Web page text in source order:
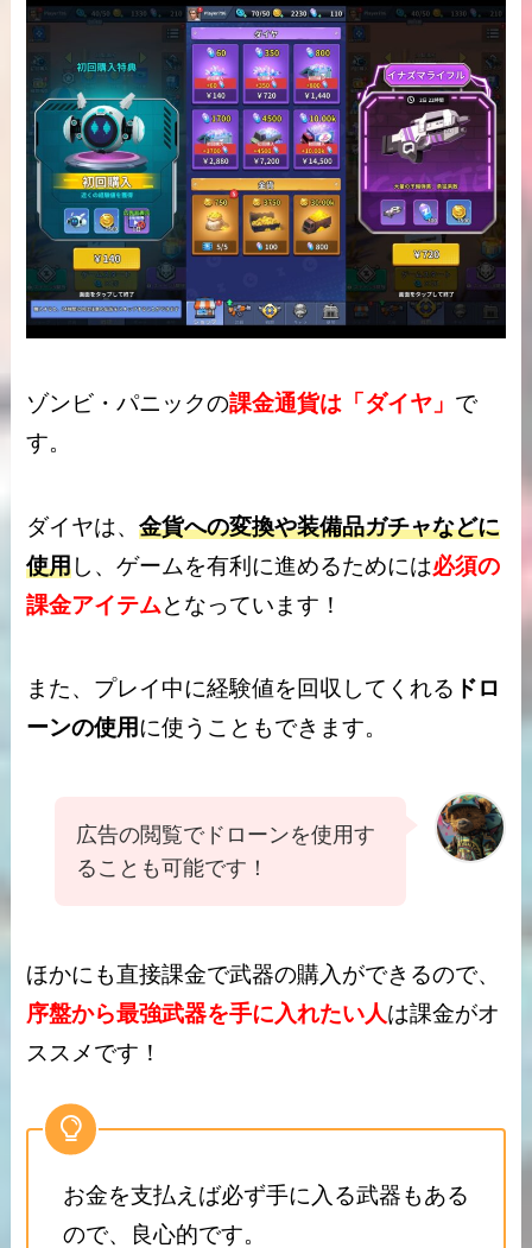
ゾンビ・パニックの課金通貨は「ダイヤ」 で
す。
ダイヤは、金貨への変換や装備品ガチャなどに
使用し、ゲームを有利に進めるためには必須の
課金アイテムとなっています！
また、プレイ中に経験値を回収してくれる ドロ
ーンの使用に使うこともできます。
広告の閲覧でドローンを使用す
ることも可能です！
ほかにも直接課金で武器の購入ができるので、
序盤から最強武器を手に入れたい人は課金がオ
ススメです！
お金を支払えば必ず手に入る武器もある
ので、良心的です。